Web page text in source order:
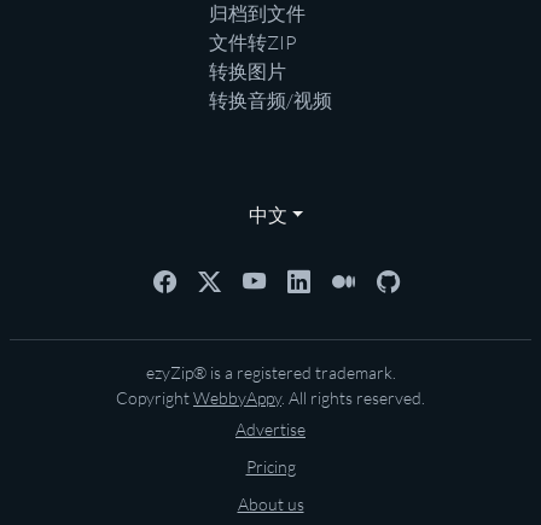
归档到文件
文件转ZIP
转换图片
转换音频/视频
中文
ezyZip® is a registered trademark.
CopyrightWebbyAppy. All rights reserved.
Advertise
Pricing
About us